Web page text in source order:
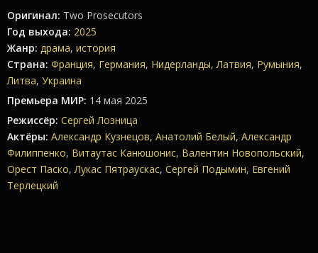
Оригинал: Two Prosecutors
Год выхода: 2025
Жанр: драма, история
Страна: Франция, Германия, Нидерланды,Латвия, Румыния,
Литва, Украина
Премьера МИР: 14 мая 2025
Режиссёр: Сергей Лозница
Актёры: Александр Кузнецов, Анатолий Белый, Александр
Филиппенко, Витаутас Канюшонис, Валентин Новопольский,
Орест Паско,Лукас Пятраускас, Сергей Подымин, Евгений
Терлецкий